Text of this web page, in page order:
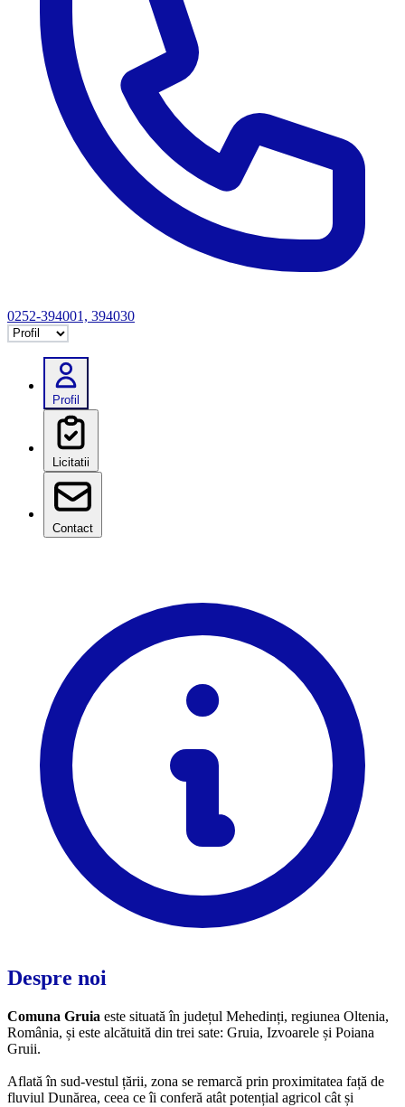
0252-394001, 394030
Selectează tab
Profil
Licitatii
Contact
Despre noi
Comuna Gruia este situată în județul Mehedinți, regiunea Oltenia,
România, și este alcătuită din trei sate: Gruia, Izvoarele și Poiana
Gruii.
Aflată în sud-vestul țării, zona se remarcă prin proximitatea față de
fluviul Dunărea, ceea ce îi conferă atât potențial agricol cât și